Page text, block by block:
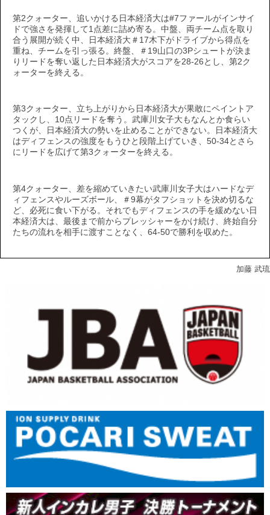
第2クォーター、追いかける日本経済大は#7ファールがインサイ
ドで強さを発揮して1点差に詰め寄る。中盤、両チーム点を取り
合う展開が続く中、日本経済大＃17木下がドライブから得点を
重ね、チームを引っ張る。終盤、＃19山口の3Pシュートが決ま
りリードを奪い返した日本経済大がスコアを28-26とし、第2ク
ォーターを終える。
第3クォーター、立ち上がりから日本経済大が果敢にペイントア
タックし、10点リードを奪う。武庫川女子大もなんとか食らい
つくが、日本経済大の勢いを止めることができない。日本経済大
はディフェンスの強度をもうひと段階上げていき、50-34とさら
にリードを広げて第3クォーターを終える。
第4クォーター、差を縮めていきたい武庫川女子大はハードなデ
ィフェンスやルーズボール、＃9幕がタフショットを決め切るな
ど、必死に食い下がる。それでもディフェンスの手を緩めない日
本経済大は、最後まで前からプレッシャーをかけ続け、終始自分
たちの流れを相手に渡すことなく、64-50で勝利を収めた。
加藤 武琉